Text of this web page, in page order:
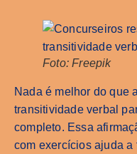
Foto: Freepik
Nada é melhor do que
transitividade verbal
completo. Essa
com exercícios ajuda a